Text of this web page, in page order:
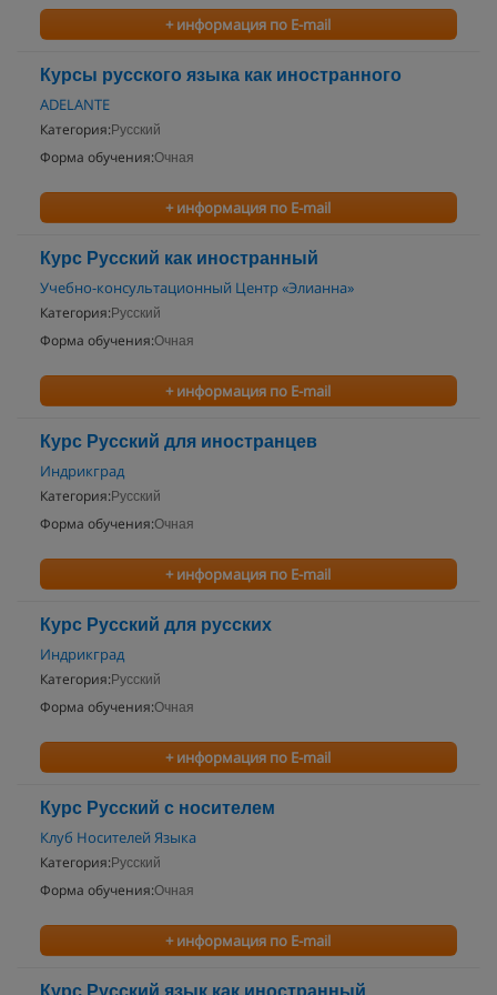
+ информация по E-mail
Курсы русского языка как иностранного
ADELANTE
Категория: Русский
Форма обучения:Очная
+ информация по E-mail
Курс Русский как иностранный
Учебно-консультационный Центр «Элианна»
Категория: Русский
Форма обучения:Очная
+ информация по E-mail
Курс Русский для иностранцев
Индрикград
Категория: Русский
Форма обучения:Очная
+ информация по E-mail
Курс Русский для русских
Индрикград
Категория: Русский
Форма обучения:Очная
+ информация по E-mail
Курс Русский с носителем
Клуб Носителей Языка
Категория: Русский
Форма обучения:Очная
+ информация по E-mail
Курс Русский язык как иностранный